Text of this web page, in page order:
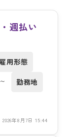
週払い
用形態
勤務地
年8月7日 15:44